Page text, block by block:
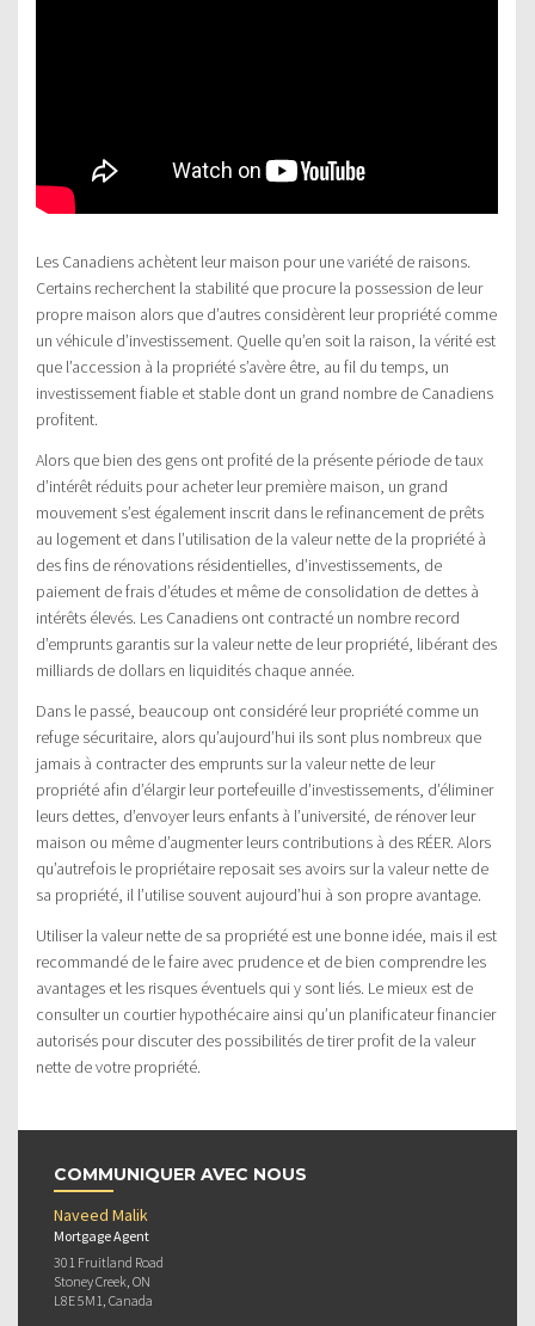
Les Canadiens achètent leur maison pour une variété de raisons.
Certains recherchent la stabilité que procure la possession de leur
propre maison alors que d’autres considèrent leur propriété comme
un véhicule d’investissement. Quelle qu’en soit la raison, la vérité est
que l’accession à la propriété s’avère être, au fil du temps, un
investissement fiable et stable dont un grand nombre de Canadiens
profitent.
Alors que bien des gens ont profité de la présente période de taux
d’intérêt réduits pour acheter leur première maison, un grand
mouvement s’est également inscrit dans le refinancement de prêts
au logement et dans l’utilisation de la valeur nette de la propriété à
des fins de rénovations résidentielles, d’investissements, de
paiement de frais d’études et même de consolidation de dettes à
intérêts élevés. Les Canadiens ont contracté un nombre record
d’emprunts garantis sur la valeur nette de leur propriété, libérant des
milliards de dollars en liquidités chaque année.
Dans le passé, beaucoup ont considéré leur propriété comme un
refuge sécuritaire, alors qu’aujourd’hui ils sont plus nombreux que
jamais à contracter des emprunts sur la valeur nette de leur
propriété afin d’élargir leur portefeuille d’investissements, d’éliminer
leurs dettes, d’envoyer leurs enfants à l’université, de rénover leur
maison ou même d’augmenter leurs contributions à des RÉER. Alors
qu’autrefois le propriétaire reposait ses avoirs sur la valeur nette de
sa propriété, il l’utilise souvent aujourd’hui à son propre avantage.
Utiliser la valeur nette de sa propriété est une bonne idée, mais il est
recommandé de le faire avec prudence et de bien comprendre les
avantages et les risques éventuels qui y sont liés. Le mieux est de
consulter un courtier hypothécaire ainsi qu’un planificateur financier
autorisés pour discuter des possibilités de tirer profit de la valeur
nette de votre propriété.
COMMUNIQUER AVEC NOUS
Naveed Malik
Mortgage Agent
301 Fruitland Road
Stoney Creek, ON
L8E 5M1, Canada